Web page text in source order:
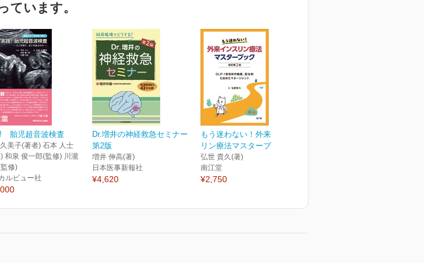
ています。
胎児超音波検査
美子(著者) 石本 人士
和泉 俊一郎(監修) 川瀧
修)
ルビュー社
Dr.増井の神経救急セミナー
第2版
増井 伸高(著)
日本医事新報社
¥4,620
もう迷わない！外来インス
リン療法マスターブック...
弘世 貴久(著)
南江堂
¥2,750